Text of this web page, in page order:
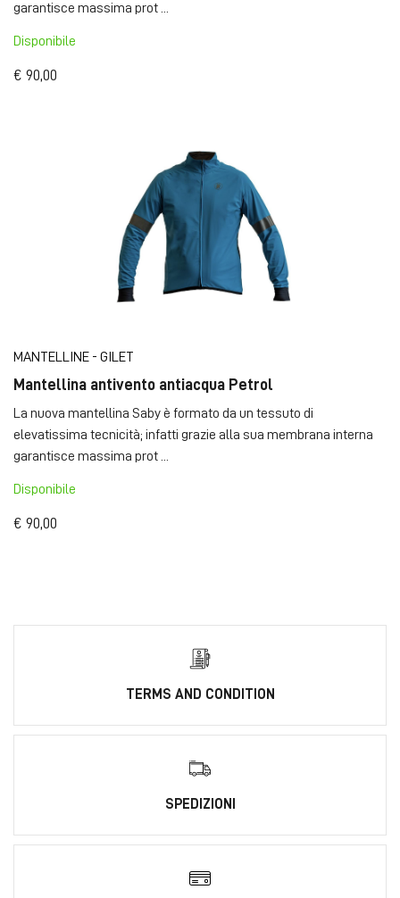
garantisce massima prot ...
Disponibile
€ 90,00
MANTELLINE - GILET
Mantellina antivento antiacqua Petrol
La nuova mantellina Saby è formato da un tessuto di
elevatissima tecnicità; infatti grazie alla sua membrana interna
garantisce massima prot ...
Disponibile
€ 90,00
TERMS AND CONDITION
SPEDIZIONI